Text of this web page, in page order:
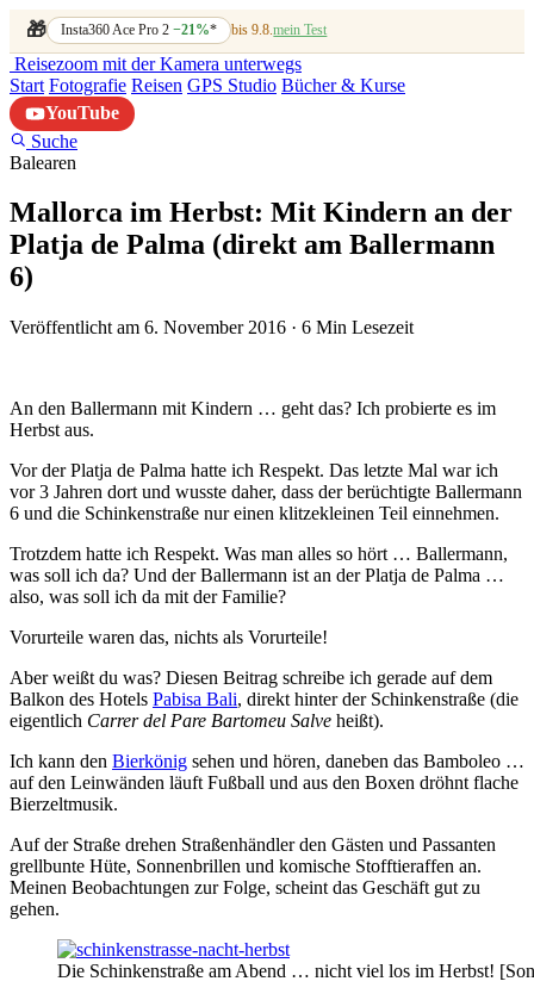
🎁 Insta360 Ace Pro 2−21%* bis 9.8.mein Test
Reisezoom mit der Kamera unterwegs
Start Fotografie Reisen GPS Studio Bücher & Kurse
YouTube
Suche
Balearen
Mallorca im Herbst: Mit Kindern an der
Platja de Palma (direkt am Ballermann
6)
Veröffentlicht am 6. November 2016 · 6 Min Lesezeit
An den Ballermann mit Kindern … geht das? Ich probierte es im
Herbst aus.
Vor der Platja de Palma hatte ich Respekt. Das letzte Mal war ich
vor 3 Jahren dort und wusste daher, dass der berüchtigte Ballermann
6 und die Schinkenstraße nur einen klitzekleinen Teil einnehmen.
Trotzdem hatte ich Respekt. Was man alles so hört … Ballermann,
was soll ich da? Und der Ballermann ist an der Platja de Palma …
also, was soll ich da mit der Familie?
Vorurteile waren das, nichts als Vorurteile!
Aber weißt du was? Diesen Beitrag schreibe ich gerade auf dem
Balkon des Hotels Pabisa Bali, direkt hinter der Schinkenstraße (die
eigentlich Carrer del Pare Bartomeu Salve heißt).
Ich kann den Bierkönig sehen und hören, daneben das Bamboleo …
auf den Leinwänden läuft Fußball und aus den Boxen dröhnt flache
Bierzeltmusik.
Auf der Straße drehen Straßenhändler den Gästen und Passanten
grellbunte Hüte, Sonnenbrillen und komische Stofftieraffen an.
Meinen Beobachtungen zur Folge, scheint das Geschäft gut zu
gehen.
Die Schinkenstraße am Abend … nicht viel los im Herbst!